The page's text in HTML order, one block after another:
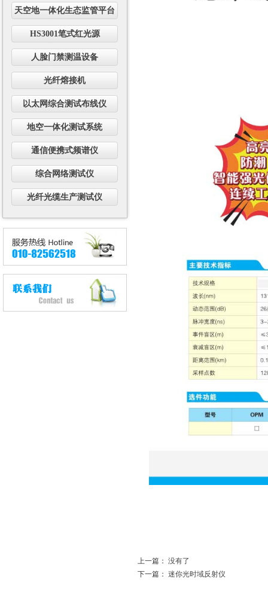
天空地一体化生态监管平台
HS3001笔式红光源
人脸门禁测温设备
光纤熔接机
以太网综合测试布线仪
地空一体化测试系统
通信便携式频谱仪
综合网络测试仪
光纤光缆生产测试仪
上一篇： 没有了
下一篇： 迷你光时域反射仪